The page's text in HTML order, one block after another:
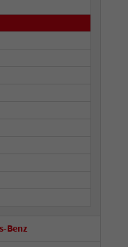
Benz